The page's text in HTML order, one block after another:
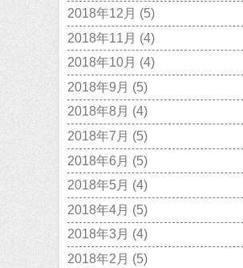
2018年12月 (5)
2018年11月 (4)
2018年10月 (4)
2018年9月 (5)
2018年8月 (4)
2018年7月 (5)
2018年6月 (5)
2018年5月 (4)
2018年4月 (5)
2018年3月 (4)
2018年2月 (5)